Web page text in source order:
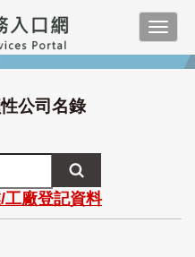
公司名錄
工廠登記資料